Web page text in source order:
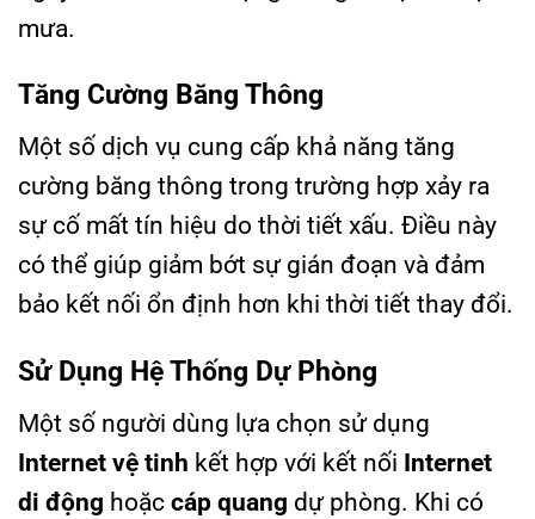
mưa.
Tăng Cường Băng Thông
Một số dịch vụ cung cấp khả năng tăng
cường băng thông trong trường hợp xảy ra
sự cố mất tín hiệu do thời tiết xấu. Điều này
có thể giúp giảm bớt sự gián đoạn và đảm
bảo kết nối ổn định hơn khi thời tiết thay đổi.
Sử Dụng Hệ Thống Dự Phòng
Một số người dùng lựa chọn sử dụng
Internet vệ tinh kết hợp với kết nối Internet
di động hoặc cáp quang dự phòng. Khi có